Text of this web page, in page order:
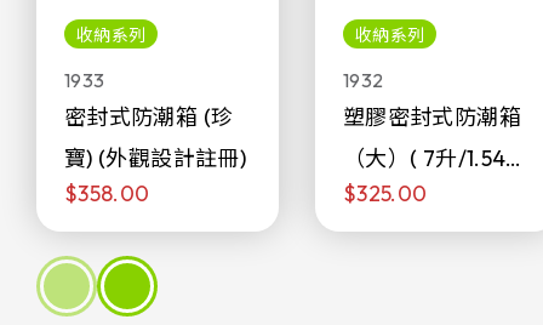
收納系列
1933
密封式防潮箱 (珍
寶) (外觀設計註冊)
$358.00
收納系列
1932
塑膠密封式防潮箱
（大）( 7升/1.54加
侖)
$325.00